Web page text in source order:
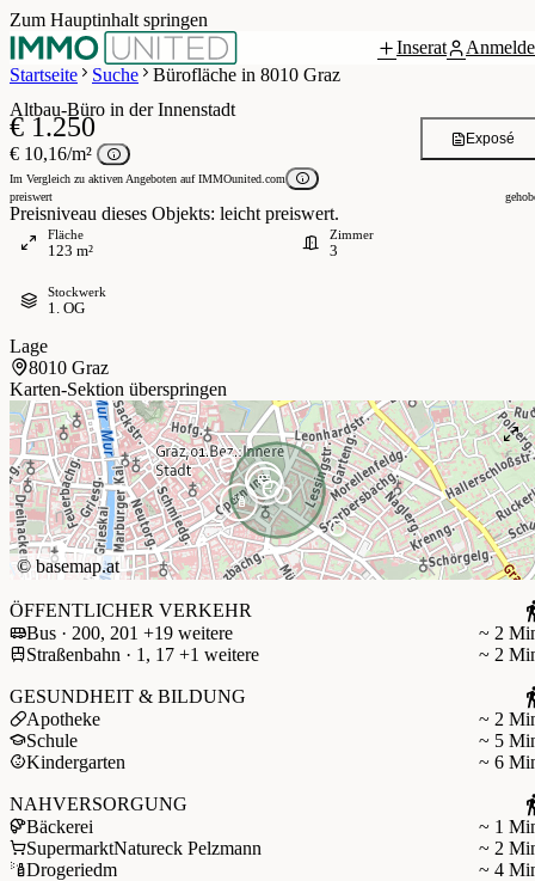
Zum Hauptinhalt springen
Inserat
Startseite
Suche Bürofläche in 8010 Graz
Altbau-Büro in der Innenstadt
€ 1.250
€ 10,16/m²
Im Vergleich zu aktiven Angeboten auf IMMOunited.com
preiswert
Preisniveau dieses Objekts: leicht preiswert.
Exposé
Fläche
123 m²
Zimmer
3
Stockwerk
1. OG
Lage
8010 Graz
Karten-Sektion überspringen
© basemap.at
ÖFFENTLICHER VERKEHR
Bus · 200, 201 +19 weitere
~ 2
Straßenbahn · 1, 17 +1 weitere
~ 2
GESUNDHEIT & BILDUNG
Apotheke
~ 2
Schule
~ 5
Kindergarten
~ 6
NAHVERSORGUNG
Bäckerei
~ 1
SupermarktNatureck Pelzmann
~ 2
Drogeriedm
~ 4